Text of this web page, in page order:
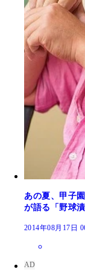
あの夏、甲子
が語る「野球
2014年08月17日